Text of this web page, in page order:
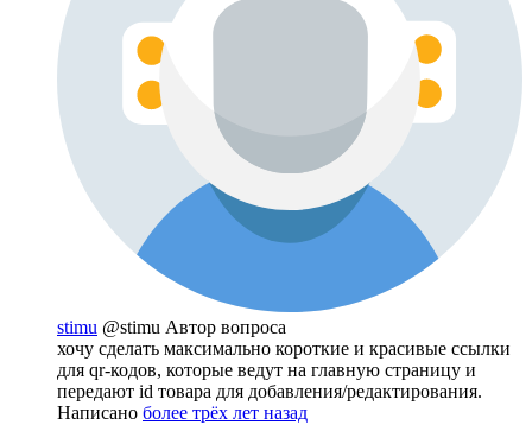
stimu @stimu Автор вопроса
хочу сделать максимально короткие и красивые ссылки
для qr-кодов, которые ведут на главную страницу и
передают id товара для добавления/редактирования.
Написано более трёх лет назад